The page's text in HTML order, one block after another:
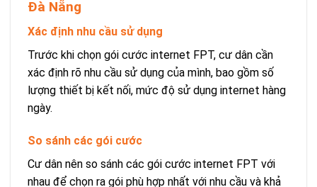
Đà Nẵng
Xác định nhu cầu sử dụng
Trước khi chọn gói cước internet FPT, cư dân cần
xác định rõ nhu cầu sử dụng của mình, bao gồm số
lượng thiết bị kết nối, mức độ sử dụng internet hàng
ngày.
So sánh các gói cước
Cư dân nên so sánh các gói cước internet FPT với
nhau để chọn ra gói phù hợp nhất với nhu cầu và khả